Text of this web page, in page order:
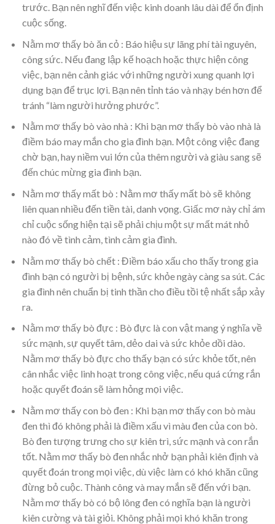
trước. Bạn nên nghĩ đến việc kinh doanh lâu dài để ổn định
cuộc sống.
Nằm mơ thấy bò ăn cỏ : Báo hiệu sự lãng phí tài nguyên,
công sức. Nếu đang lập kế hoạch hoặc thực hiện công
việc, bạn nên cảnh giác với những người xung quanh lợi
dụng bạn để trục lợi. Bạn nên tỉnh táo và nhạy bén hơn để
tránh “làm người hưởng phước”.
Nằm mơ thấy bò vào nhà : Khi bạn mơ thấy bò vào nhà là
điềm báo may mắn cho gia đình bạn. Một công việc đang
chờ bạn, hay niềm vui lớn của thêm người và giàu sang sẽ
đến chúc mừng gia đình bạn.
Nằm mơ thấy mất bò : Nằm mơ thấy mất bò sẽ không
liên quan nhiều đến tiền tài, danh vọng. Giấc mơ này chỉ ám
chỉ cuộc sống hiện tại sẽ phải chịu một sự mất mát nhỏ
nào đó về tình cảm, tình cảm gia đình.
Nằm mơ thấy bò chết : Điềm báo xấu cho thấy trong gia
đình bạn có người bị bệnh, sức khỏe ngày càng sa sút. Các
gia đình nên chuẩn bị tinh thần cho điều tồi tệ nhất sắp xảy
ra.
Nằm mơ thấy bò đực : Bò đực là con vật mang ý nghĩa về
sức mạnh, sự quyết tâm, dẻo dai và sức khỏe dồi dào.
Nằm mơ thấy bò đực cho thấy bạn có sức khỏe tốt, nên
cân nhắc việc linh hoạt trong công việc, nếu quá cứng rắn
hoặc quyết đoán sẽ làm hỏng mọi việc.
Nằm mơ thấy con bò đen : Khi bạn mơ thấy con bò màu
đen thì đó không phải là điềm xấu vì màu đen của con bò.
Bò đen tượng trưng cho sự kiên trì, sức mạnh và con rắn
tốt. Nằm mơ thấy bò đen nhắc nhở bạn phải kiên định và
quyết đoán trong mọi việc, dù việc làm có khó khăn cũng
đừng bỏ cuộc. Thành công và may mắn sẽ đến với bạn.
Nằm mơ thấy bò có bộ lông đen có nghĩa bạn là người
kiên cường và tài giỏi. Không phải mọi khó khăn trong